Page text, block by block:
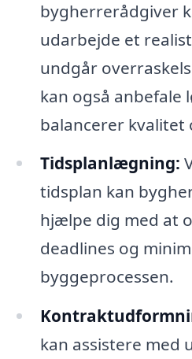
bygherrerådgiver
udarbejde et
undgår
kan også anbefale
balancerer kvalitet
Tidsplanlægning:
tidsplan kan
hjælpe dig med at
deadlines og
byggeprocessen.
kan assistere med